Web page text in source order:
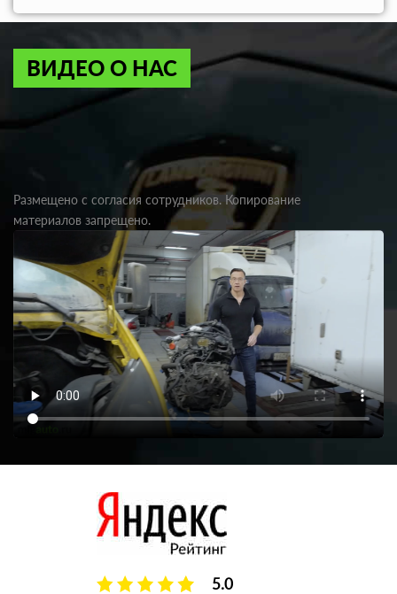
ВИДЕО О НАС
Размещено с согласия сотрудников. Копирование
материалов запрещено.
5.0